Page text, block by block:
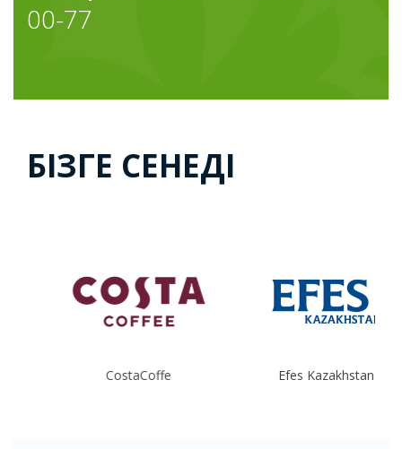
00-77
БІЗГЕ СЕНЕДІ
CostaCoffe Efes Kazakhstan